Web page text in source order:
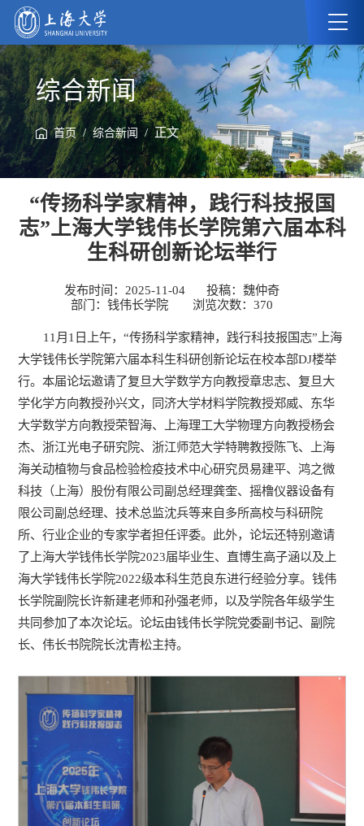
综合新闻
首页/综合新闻 / 正文
“传扬科学家精神，践行科技报国
志”上海大学钱伟长学院第六届本科
生科研创新论坛举行
发布时间：2025-11-04
投稿：魏仲奇
部门：钱伟长学院
浏览次数： 370
11月1日上午，“传扬科学家精神，践行科技报国志”上海
大学钱伟长学院第六届本科生科研创新论坛在校本部DJ楼举
行。本届论坛邀请了复旦大学数学方向教授章忠志、复旦大
学化学方向教授孙兴文，同济大学材料学院教授郑威、东华
大学数学方向教授荣智海、上海理工大学物理方向教授杨会
杰、浙江光电子研究院、浙江师范大学特聘教授陈飞、上海
海关动植物与食品检验检疫技术中心研究员易建平、鸿之微
科技（上海）股份有限公司副总经理龚奎、摇橹仪器设备有
限公司副总经理、技术总监沈兵等来自多所高校与科研院
所、行业企业的专家学者担任评委。此外，论坛还特别邀请
了上海大学钱伟长学院2023届毕业生、直博生高子涵以及上
海大学钱伟长学院2022级本科生范良东进行经验分享。钱伟
长学院副院长许新建老师和孙强老师，以及学院各年级学生
共同参加了本次论坛。论坛由钱伟长学院党委副书记、副院
长、伟长书院院长沈青松主持。